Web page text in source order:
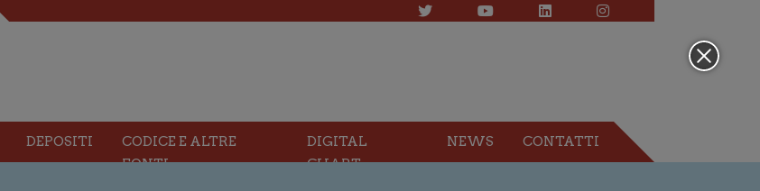
DEPOSITI
CODICE E ALTRE
FONTI
DIGITAL
CHART
NEWS CONTATTI